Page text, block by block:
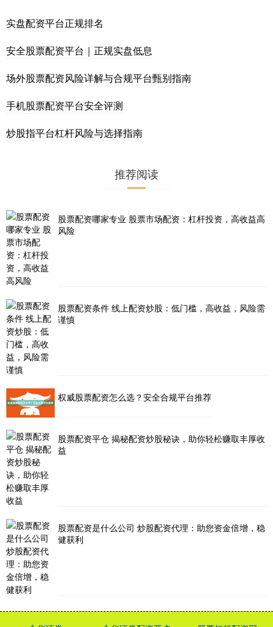
实盘配资平台正规排名
安全股票配资平台｜正规实盘低息
场外股票配资风险详解与合规平台甄别指南
手机股票配资平台安全评测
炒股指平台杠杆风险与选择指南
推荐阅读
股票配资哪家专业 股票市场配资：杠杆投资，高收益高
风险
股票配资条件 线上配资炒股：低门槛，高收益，风险需
谨慎
权威股票配资怎么选？安全合规平台推荐
股票配资平仓 揭秘配资炒股秘诀，助你轻松赚取丰厚收
益
股票配资是什么公司 炒股配资代理：助您资金倍增，稳
健获利